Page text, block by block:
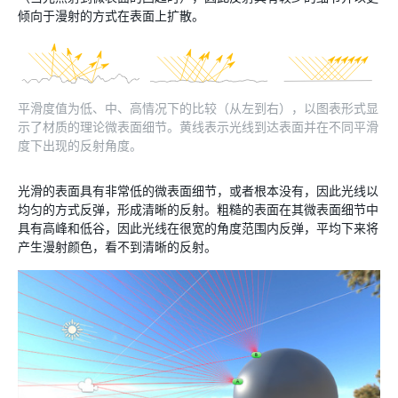
倾向于漫射的方式在表面上扩散。
平滑度值为低、中、高情况下的比较（从左到右），以图表形式显
示了材质的理论微表面细节。黄线表示光线到达表面并在不同平滑
度下出现的反射角度。
光滑的表面具有非常低的微表面细节，或者根本没有，因此光线以
均匀的方式反弹，形成清晰的反射。粗糙的表面在其微表面细节中
具有高峰和低谷，因此光线在很宽的角度范围内反弹，平均下来将
产生漫射颜色，看不到清晰的反射。